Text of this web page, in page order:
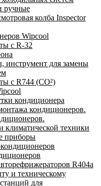
ручные
колба Inspector
Wipcool
с R-32
инструмент для замены
с R744 (CO²)
кондиционера
кондиционеров.
техники
приборы
R404a
и техническому
для